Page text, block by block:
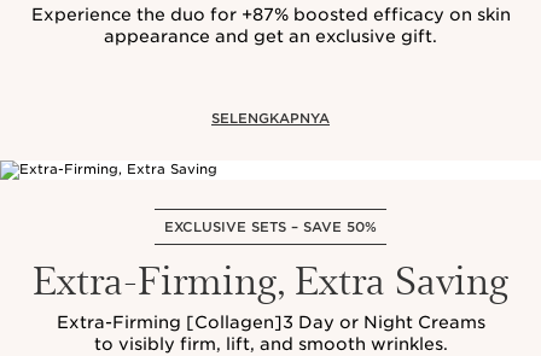
Experience the duo for +87% boosted efficacy on skin
appearance and get an exclusive gift.
SELENGKAPNYA
EXCLUSIVE SETS – SAVE 50%
Extra-Firming, Extra Saving
Extra-Firming [Collagen]3 Day or Night Creams
to visibly firm, lift, and smooth wrinkles.